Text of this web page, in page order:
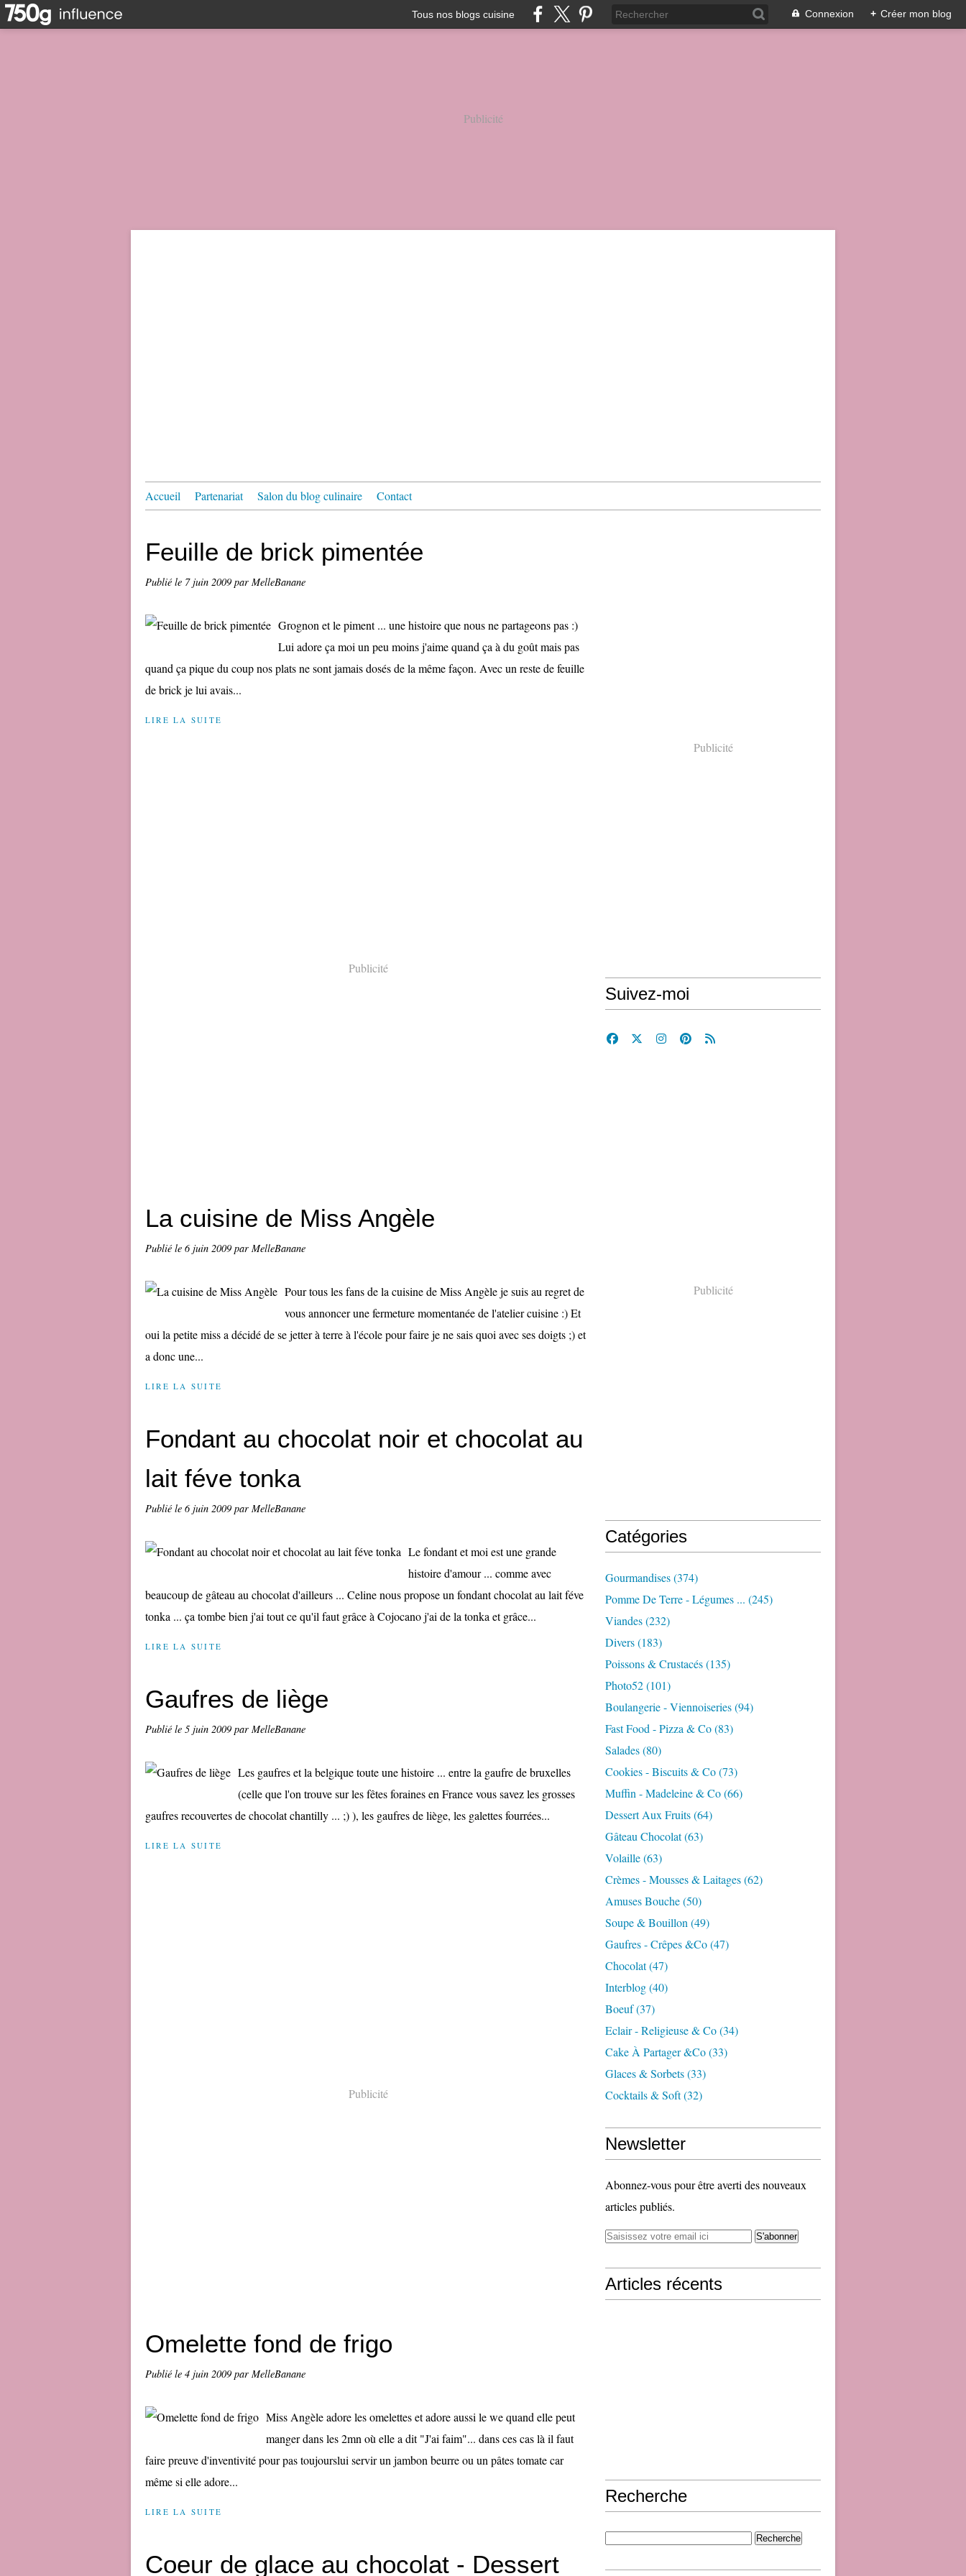
Tous nos blogs cuisine Connexion + Créer mon blog
Publicité
Accueil Partenariat Salon du blog culinaire Contact
Feuille de brick pimentée
Publié le 7 juin 2009 par MelleBanane
Grognon et le piment ... une histoire que nous ne partageons pas :)
Lui adore ça moi un peu moins j'aime quand ça à du goût mais pas
quand ça pique du coup nos plats ne sont jamais dosés de la même façon. Avec un reste de feuille
de brick je lui avais...
LIRE LA SUITE
Publicité
La cuisine de Miss Angèle
Publié le 6 juin 2009 par MelleBanane
Pour tous les fans de la cuisine de Miss Angèle je suis au regret de
vous annoncer une fermeture momentanée de l'atelier cuisine :) Et
oui la petite miss a décidé de se jetter à terre à l'école pour faire je ne sais quoi avec ses doigts ;) et
a donc une...
LIRE LA SUITE
Fondant au chocolat noir et chocolat au
lait féve tonka
Publié le 6 juin 2009 par MelleBanane
Le fondant et moi est une grande
histoire d'amour ... comme avec
beaucoup de gâteau au chocolat d'ailleurs ... Celine nous propose un fondant chocolat au lait féve
tonka ... ça tombe bien j'ai tout ce qu'il faut grâce à Cojocano j'ai de la tonka et grâce...
LIRE LA SUITE
Gaufres de liège
Publié le 5 juin 2009 par MelleBanane
Les gaufres et la belgique toute une histoire ... entre la gaufre de bruxelles
(celle que l'on trouve sur les fêtes foraines en France vous savez les grosses
gaufres recouvertes de chocolat chantilly ... ;) ), les gaufres de liège, les galettes fourrées...
LIRE LA SUITE
Publicité
Omelette fond de frigo
Publié le 4 juin 2009 par MelleBanane
Miss Angèle adore les omelettes et adore aussi le we quand elle peut
manger dans les 2mn où elle a dit "J'ai faim"... dans ces cas là il faut
faire preuve d'inventivité pour pas toujourslui servir un jambon beurre ou un pâtes tomate car
même si elle adore...
LIRE LA SUITE
Coeur de glace au chocolat - Dessert
Publicité
Suivez-moi
Publicité
Catégories
Gourmandises(374)
Pomme De Terre - Légumes ... (245)
Viandes(232)
Divers(183)
Poissons & Crustacés(135)
Photo52(101)
Boulangerie - Viennoiseries(94)
Fast Food - Pizza & Co(83)
Salades(80)
Cookies - Biscuits & Co(73)
Muffin - Madeleine & Co(66)
Dessert Aux Fruits(64)
Gâteau Chocolat(63)
Volaille(63)
Crèmes - Mousses & Laitages(62)
Amuses Bouche(50)
Soupe & Bouillon (49)
Gaufres - Crêpes &co(47)
Chocolat(47)
Interblog(40)
Boeuf(37)
Eclair - Religieuse & Co(34)
Cake À Partager &co(33)
Glaces & Sorbets(33)
Cocktails & Soft(32)
Newsletter
Abonnez-vous pour être averti des nouveaux
articles publiés.
Articles récents
Recherche